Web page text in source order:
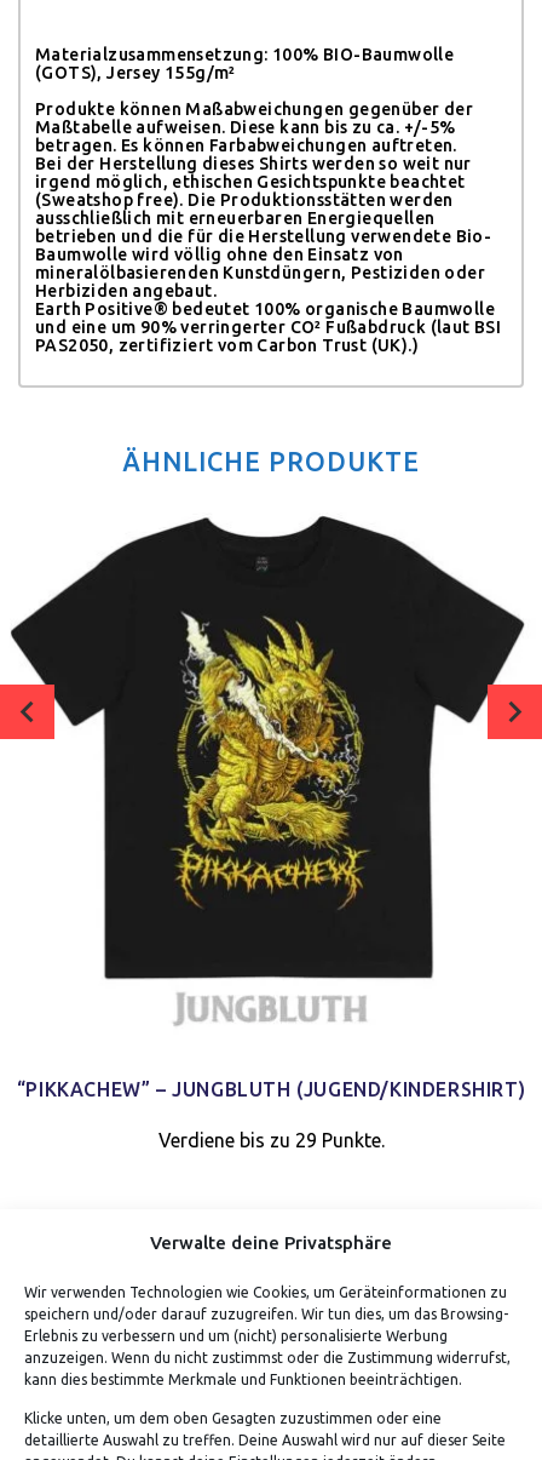
Verwalte deine Privatsphäre
Wir verwenden Technologien wie Cookies, um Geräteinformationen zu
speichern und/oder darauf zuzugreifen. Wir tun dies, um das Browsing-
Erlebnis zu verbessern und um (nicht) personalisierte Werbung
anzuzeigen. Wenn du nicht zustimmst oder die Zustimmung widerrufst,
kann dies bestimmte Merkmale und Funktionen beeinträchtigen.
Klicke unten, um dem oben Gesagten zuzustimmen oder eine
detaillierte Auswahl zu treffen. Deine Auswahl wird nur auf dieser Seite
Materialzusammensetzung: 100% BIO-Baumwolle
(GOTS), Jersey 155g/m²
Produkte können Maßabweichungen gegenüber der
Maßtabelle aufweisen. Diese kann bis zu ca. +/-5%
betragen. Es können Farbabweichungen auftreten.
Bei der Herstellung dieses Shirts werden so weit nur
irgend möglich, ethischen Gesichtspunkte beachtet
(Sweatshop free). Die Produktionsstätten werden
ausschließlich mit erneuerbaren Energiequellen
betrieben und die für die Herstellung verwendete Bio-
Baumwolle wird völlig ohne den Einsatz von
mineralölbasierenden Kunstdüngern, Pestiziden oder
Herbiziden angebaut.
Earth Positive® bedeutet 100% organische Baumwolle
und eine um 90% verringerter CO² Fußabdruck (laut BSI
PAS2050, zertifiziert vom Carbon Trust (UK).)
ÄHNLICHE PRODUKTE
“PIKKACHEW” – JUNGBLUTH (JUGEND/KINDERSHIRT)
Verdiene bis zu 29 Punkte.